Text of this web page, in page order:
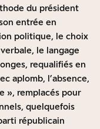
du président
entrée en
politique, le choix
le langage
requalifiés en
aplomb, l’absence,
», remplacés pour
quelquefois
républicain